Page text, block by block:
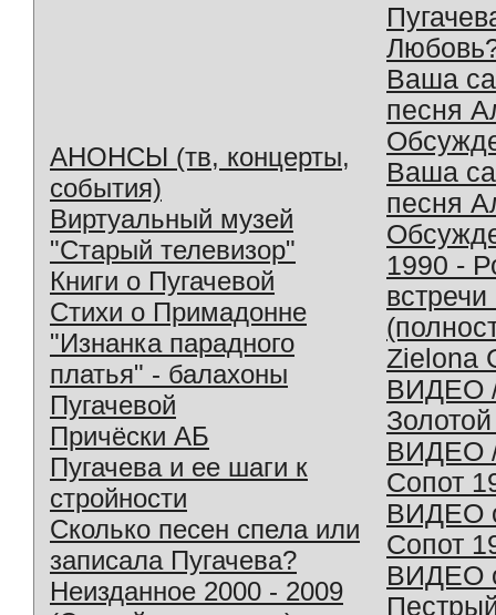
АНОНСЫ (тв, концерты,
события)
Виртуальный музей
"Старый телевизор"
Книги о Пугачевой
Стихи о Примадонне
"Изнанка парадного
платья" - балахоны
Пугачевой
Причёски АБ
Пугачева и ее шаги к
стройности
Сколько песен спела или
записала Пугачева?
Неизданное 2000 - 2009
Ваша
песня
Ваша
песня
1990 -
Zielona
ВИДЕО
ВИДЕО
Сопот
ВИДЕО
Сопот
ВИДЕО